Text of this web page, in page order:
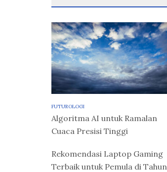
FUTUROLOGI
Algoritma AI untuk Ramalan
Cuaca Presisi Tinggi
Rekomendasi Laptop Gaming
Terbaik untuk Pemula di Tahun